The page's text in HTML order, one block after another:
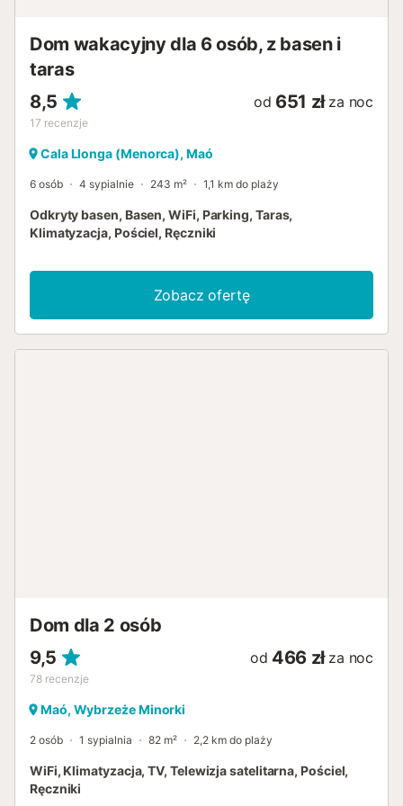
Dom wakacyjny dla 6 osób, z basen i
taras
8,5
17 recenzje
od 651 zł za noc
Cala Llonga (Menorca), Maó
6 osób 4 sypialnie 243 m² 1,1 km do plaży
Odkryty basen, Basen, WiFi, Parking, Taras,
Klimatyzacja, Pościel, Ręczniki
Zobacz ofertę
Dom dla 2 osób
9,5
78 recenzje
od 466 zł za noc
Maó, Wybrzeże Minorki
2 osób 1 sypialnia 82 m² 2,2 km do plaży
WiFi, Klimatyzacja, TV, Telewizja satelitarna, Pościel,
Ręczniki